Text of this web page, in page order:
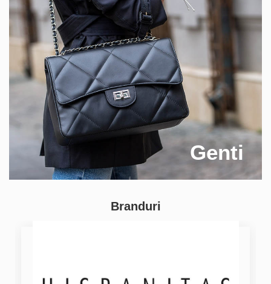
Genti
Branduri